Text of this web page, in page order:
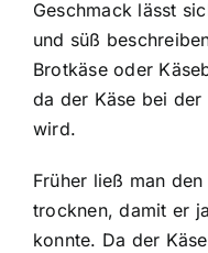
Geschmack lässt
und süß
Brotkäse oder
da der Käse bei
wird.
Früher ließ man
trocknen, damit er
konnte. Da der